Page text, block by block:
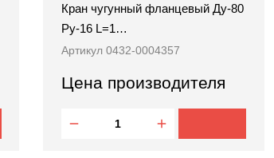
Кран чугунный фланцевый Ду-80
Ру-16 L=1…
Артикул 0432-0004357
Цена производителя